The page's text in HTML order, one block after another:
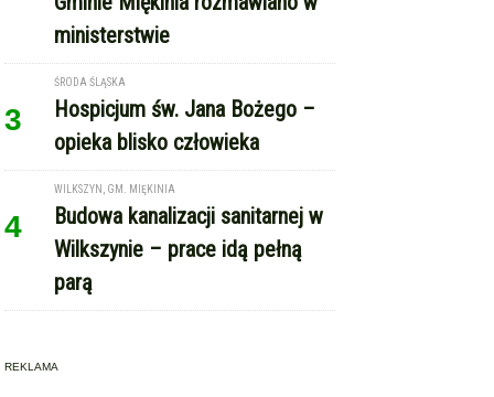
ministerstwie
3
ŚRODA ŚLĄSKA
Hospicjum św. Jana Bożego –
opieka blisko człowieka
4
WILKSZYN, GM. MIĘKINIA
Budowa kanalizacji sanitarnej w
Wilkszynie – prace idą pełną
parą
REKLAMA